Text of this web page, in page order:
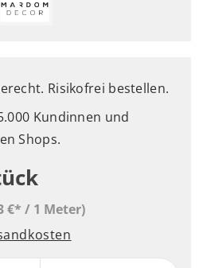
Risikofrei bestellen.
Kundinnen und
Shops.
€* / 1 Meter)